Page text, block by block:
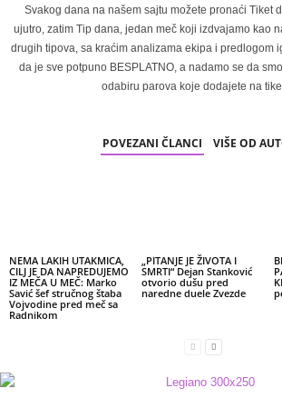
Svakog dana na našem sajtu možete pronaći Tiket
ujutro, zatim Tip dana, jedan meč koji izdvajamo kao
drugih tipova, sa kraćim analizama ekipa i predlogom
da je sve potpuno BESPLATNO, a nadamo se da
odabiru parova koje dodajete na
POVEZANI ČLANCI VIŠE OD
NEMA LAKIH UTAKMICA,
CILJ JE DA NAPREDUJEMO
IZ MEČA U MEČ: Marko
Savić šef stručnog štaba
Vojvodine pred meč sa
Radnikom
„PITANJE JE ŽIVOTA I
SMRTI“ Dejan Stanković
otvorio dušu pred
naredne duele Zvezde